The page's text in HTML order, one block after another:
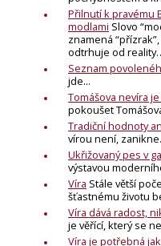
Přilnutí k pravému
modlami Slovo
znamená
odtrhuje od
Seznam
jde...
Tomášova nevíra
pokoušet
Tradiční hodnoty
vírou není, zanikne.
Ukřižovaný pes v
výstavou
Víra Stále větší
šťastnému životu
Víra dává radost,
je věřící, který se
Víra je potřebná